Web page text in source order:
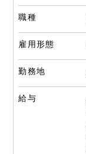
職種
雇用形態
勤務地
給与